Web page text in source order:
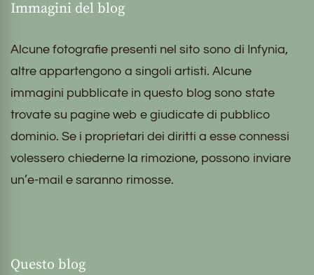
Immagini del blog
Alcune fotografie presenti nel sito sono di Infynia,
altre appartengono a singoli artisti. Alcune
immagini pubblicate in questo blog sono state
trovate su pagine web e giudicate di pubblico
dominio. Se i proprietari dei diritti a esse connessi
volessero chiederne la rimozione, possono inviare
un’e-mail e saranno rimosse.
Questo blog